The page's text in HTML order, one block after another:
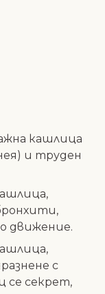
кашлица
и труден
движение.
с
се секрет,